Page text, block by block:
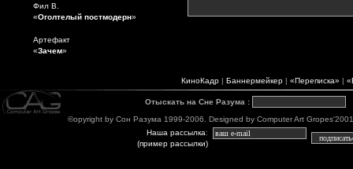
Фил В.
«Оголтелый постмодерн»
Артефакт
«Зачем»
КиноКадр | Баннермейкер | «Переписка» |
Отыскать на Сне Разума :
©opyright by Сон Разума 1999-2006. Designed by Computer Art
Наша рассылка:
(пример рассылки)